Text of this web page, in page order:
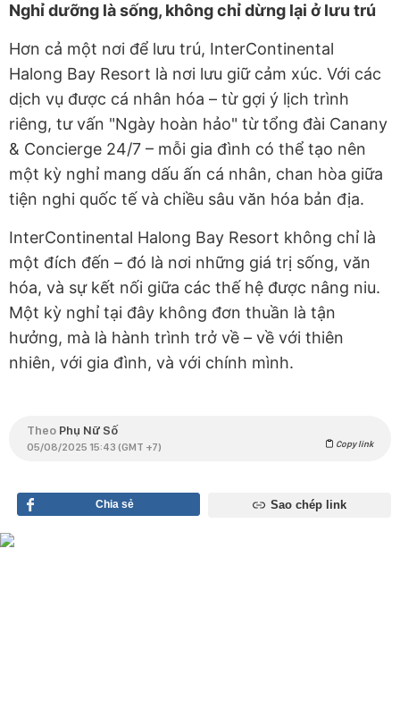
Nghỉ dưỡng là sống, không chỉ dừng lại ở lưu trú
Hơn cả một nơi để lưu trú, InterContinental
Halong Bay Resort là nơi lưu giữ cảm xúc. Với các
dịch vụ được cá nhân hóa – từ gợi ý lịch trình
riêng, tư vấn "Ngày hoàn hảo" từ tổng đài Canany
& Concierge 24/7 – mỗi gia đình có thể tạo nên
một kỳ nghỉ mang dấu ấn cá nhân, chan hòa giữa
tiện nghi quốc tế và chiều sâu văn hóa bản địa.
InterContinental Halong Bay Resort không chỉ là
một đích đến – đó là nơi những giá trị sống, văn
hóa, và sự kết nối giữa các thế hệ được nâng niu.
Một kỳ nghỉ tại đây không đơn thuần là tận
hưởng, mà là hành trình trở về – về với thiên
nhiên, với gia đình, và với chính mình.
Theo Phụ Nữ Số
05/08/2025 15:43 (GMT +7) Copy link
Chia sẻ Sao chép link